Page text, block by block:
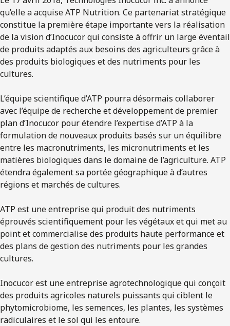
qu’elle a acquise ATP Nutrition. Ce partenariat stratégique
constitue la première étape importante vers la réalisation
de la vision d’Inocucor qui consiste à offrir un large éventail
de produits adaptés aux besoins des agriculteurs grâce à
des produits biologiques et des nutriments pour les
cultures.
L’équipe scientifique d’ATP pourra désormais collaborer
avec l’équipe de recherche et développement de premier
plan d’Inocucor pour étendre l’expertise d’ATP à la
formulation de nouveaux produits basés sur un équilibre
entre les macronutriments, les micronutriments et les
matières biologiques dans le domaine de l’agriculture. ATP
étendra également sa portée géographique à d’autres
régions et marchés de cultures.
ATP est une entreprise qui produit des nutriments
éprouvés scientifiquement pour les végétaux et qui met au
point et commercialise des produits haute performance et
des plans de gestion des nutriments pour les grandes
cultures.
Inocucor est une entreprise agrotechnologique qui conçoit
des produits agricoles naturels puissants qui ciblent le
phytomicrobiome, les semences, les plantes, les systèmes
radiculaires et le sol qui les entoure.